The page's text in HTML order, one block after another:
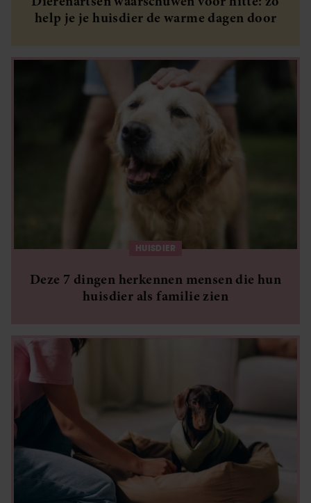
help je je huisdier de warme dagen door
HUISDIER
Deze 7 dingen herkennen mensen die hun
huisdier als familie zien